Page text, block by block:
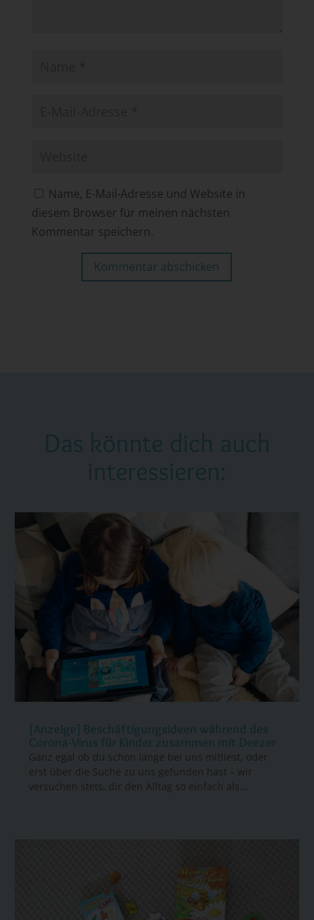
Name, E-Mail-Adresse und Website in
diesem Browser für meinen nächsten
Kommentar speichern.
Kommentar abschicken
Das könnte dich auch
interessieren:
[Anzeige] Beschäftigungsideen während des
Corona-Virus für Kinder zusammen mit Deezer
Ganz egal ob du schon lange bei uns mitliest, oder
erst über die Suche zu uns gefunden hast – wir
versuchen stets, dir den Alltag so einfach als...